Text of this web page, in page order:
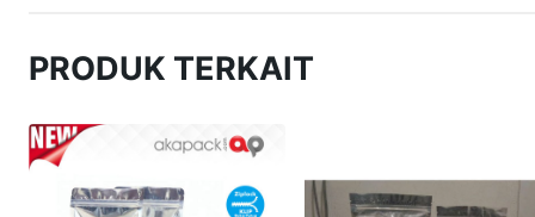
PRODUK TERKAIT